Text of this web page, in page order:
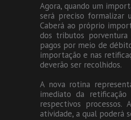
Agora, quando um
será preciso formalizar
Caberá ao próprio
dos tributos porventura
pagos por meio de
importação e nas
deverão ser recolhidos.
A nova rotina
imediato da
respectivos
atividade, a qual poderá